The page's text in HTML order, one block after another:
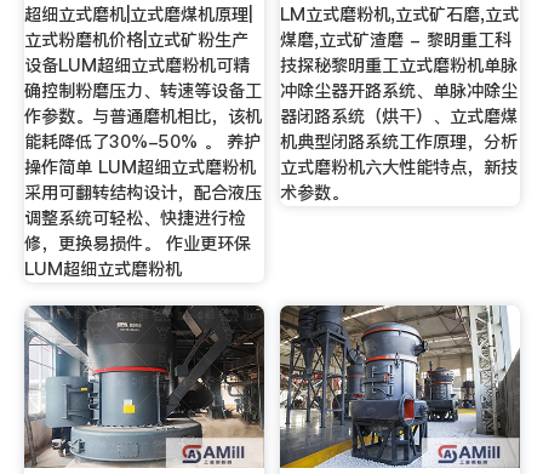
超细立式磨机|立式磨煤机原理|
立式粉磨机价格|立式矿粉生产
设备LUM超细立式磨粉机可精
确控制粉磨压力、转速等设备工
作参数。与普通磨机相比，该机
能耗降低了30%-50% 。 养护
操作简单 LUM超细立式磨粉机
采用可翻转结构设计，配合液压
调整系统可轻松、快捷进行检
修，更换易损件。 作业更环保
LUM超细立式磨粉机
LM立式磨粉机,立式矿石磨,立式
煤磨,立式矿渣磨 - 黎明重工科
技探秘黎明重工立式磨粉机单脉
冲除尘器开路系统、单脉冲除尘
器闭路系统（烘干）、立式磨煤
机典型闭路系统工作原理，分析
立式磨粉机六大性能特点，新技
术参数。